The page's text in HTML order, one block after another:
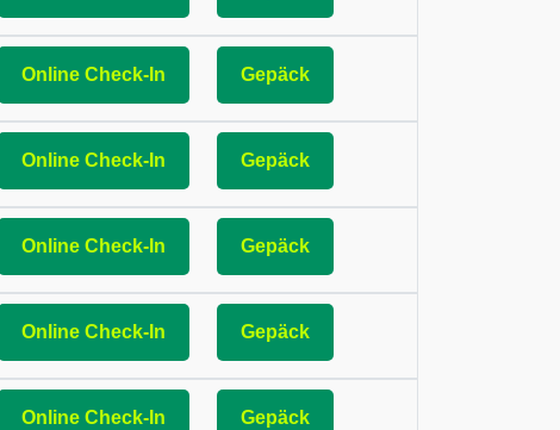
Online Check-In Gepäck
Online Check-In Gepäck
Online Check-In Gepäck
Online Check-In Gepäck
Online Check-In Gepäck